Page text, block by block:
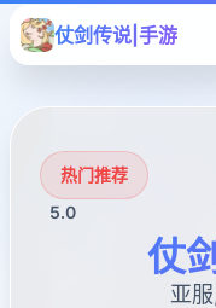
仗剑传说|手游
热门推荐
5.0
仗
亚